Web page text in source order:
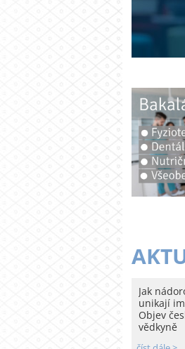
Jak
unikají
Objev
vědkyně